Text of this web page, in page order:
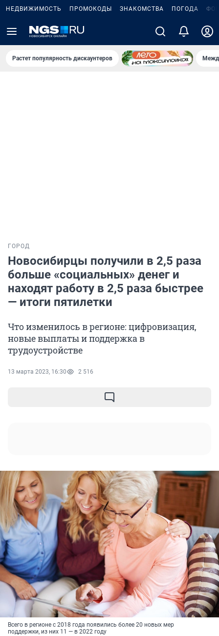
НЕДВИЖИМОСТЬ ПРОМОКОДЫ ЗНАКОМСТВА ПОГОДА
Растет популярность дискаунтеров
ГОРОД
Новосибирцы получили в 2,5 раза
больше «социальных» денег и
находят работу в 2,5 раза быстрее
— итоги пятилетки
Что изменилось в регионе: цифровизация,
новые выплаты и поддержка в
трудоустройстве
13 марта 2023, 16:30 2 516
Всего в регионе с 2018 года появились более 20 новых мер
поддержки, из них 11 — в 2022 году